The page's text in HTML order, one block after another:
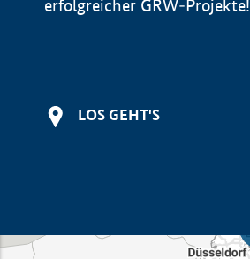
erfolgreicher GRW-Projekte!
LOS GEHT'S